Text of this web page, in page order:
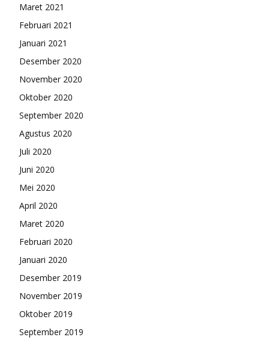
Maret 2021
Februari 2021
Januari 2021
Desember 2020
November 2020
Oktober 2020
September 2020
Agustus 2020
Juli 2020
Juni 2020
Mei 2020
April 2020
Maret 2020
Februari 2020
Januari 2020
Desember 2019
November 2019
Oktober 2019
September 2019